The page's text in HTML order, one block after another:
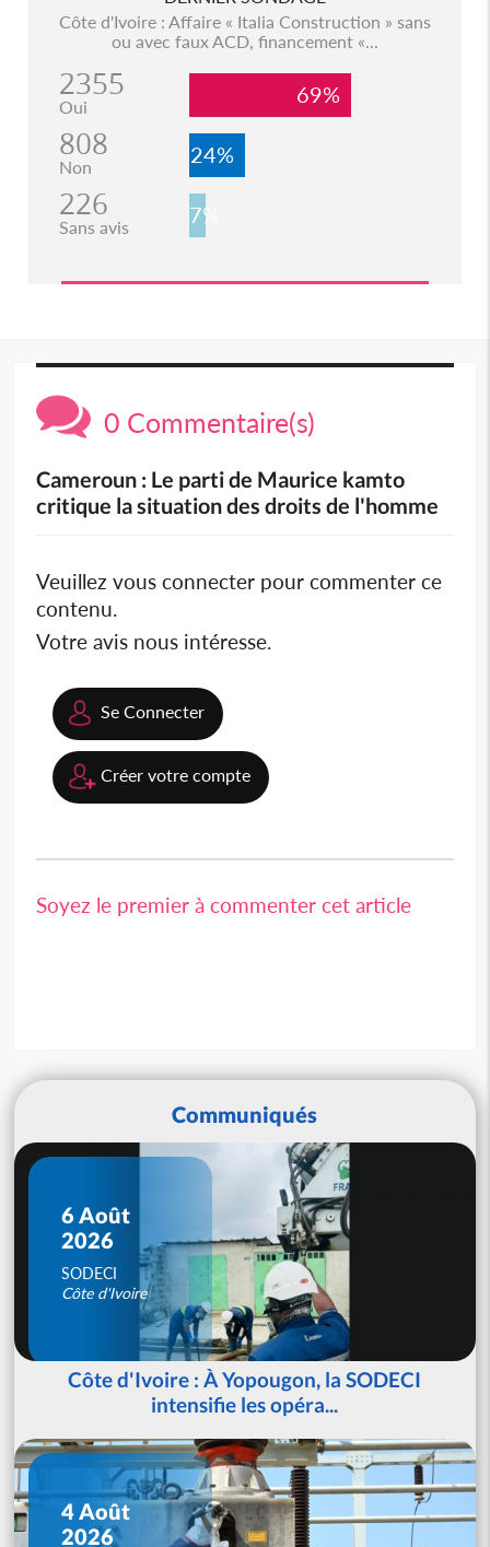
Côte d'Ivoire : Affaire « Italia Construction » sans
ou avec faux ACD, financement «...
2355
Oui 69%
808
Non 24%
226
Sans avis 7%
0 Commentaire(s)
Cameroun : Le parti de Maurice kamto
critique la situation des droits de l'homme
Veuillez vous connecter pour commenter ce
contenu.
Votre avis nous intéresse.
Se Connecter
Créer votre compte
Soyez le premier à commenter cet article
Communiqués
6 Août
2026
SODECI
Côte d'Ivoire
Côte d'Ivoire : À Yopougon, la SODECI
intensifie les opéra...
4 Août
2026